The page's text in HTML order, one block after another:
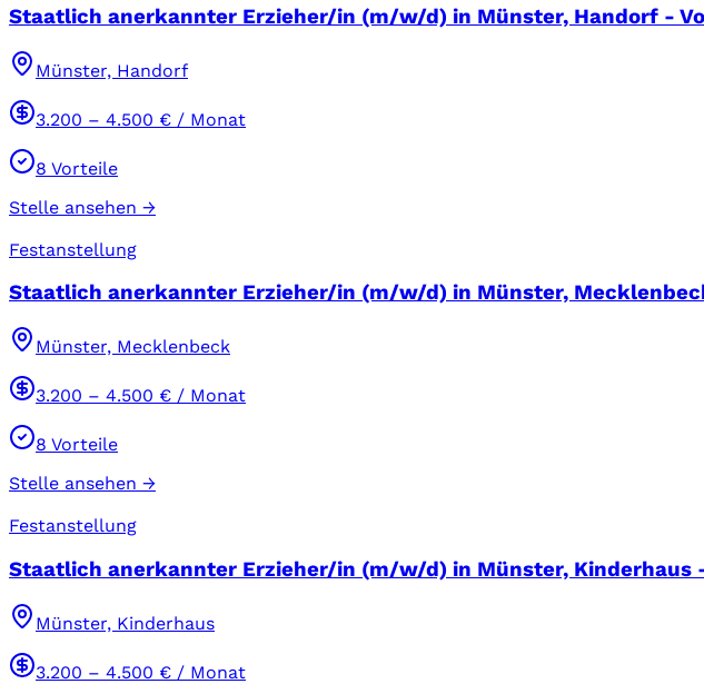
Staatlich anerkannter Erzieher/in (m/w/d) in Münster, Handorf -
Münster, Handorf
3.200 – 4.500 € / Monat
8 Vorteile
Stelle ansehen →
Festanstellung
Staatlich anerkannter Erzieher/in (m/w/d) in Münster,
Münster, Mecklenbeck
3.200 – 4.500 € / Monat
8 Vorteile
Stelle ansehen →
Festanstellung
Staatlich anerkannter Erzieher/in (m/w/d) in Münster, Kinderhaus
Münster, Kinderhaus
3.200 – 4.500 € / Monat